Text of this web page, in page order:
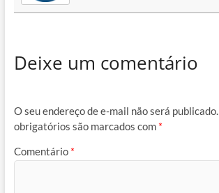
Deixe um comentário
O seu endereço de e-mail não será publicado.
obrigatórios são marcados com *
Comentário *